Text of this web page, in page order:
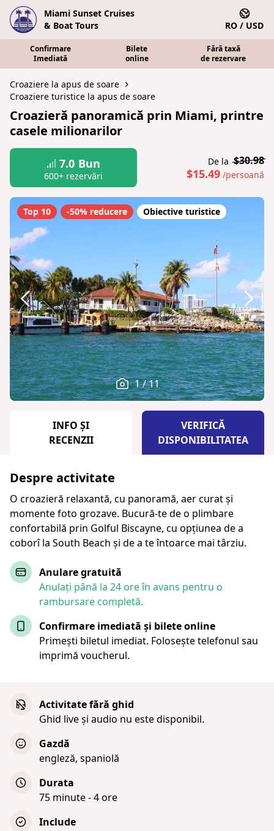
Miami Sunset Cruises
& Boat Tours
RO / USD
Confirmare
Imediată
Bilete
online
Fără taxă
de rezervare
Croaziere la apus de soare
Croaziere turistice la apus de soare
Croazieră panoramică prin Miami, printre
casele milionarilor
7.0 Bun
600+ rezervări
De la $30.98
$15.49 /persoană
Top 10 -50% reducere Obiective turistice
1 / 11
INFO ȘI
RECENZII
VERIFICĂ
DISPONIBILITATEA
Despre activitate
O croazieră relaxantă, cu panoramă, aer curat și
momente foto grozave. Bucură-te de o plimbare
confortabilă prin Golful Biscayne, cu opțiunea de a
coborî la South Beach și de a te întoarce mai târziu.
Anulare gratuită
Anulați până la 24 ore în avans pentru o
rambursare completă.
Confirmare imediată și bilete online
Primești biletul imediat. Folosește telefonul sau
imprimă voucherul.
Activitate fără ghid
Ghid live și audio nu este disponibil.
Gazdă
engleză, spaniolă
Durata
75 minute - 4 ore
Include